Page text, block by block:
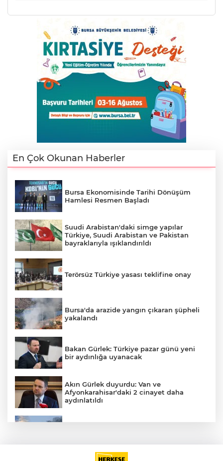
En Çok Okunan Haberler
Bursa Ekonomisinde Tarihi Dönüşüm
Hamlesi Resmen Başladı
Suudi Arabistan'daki simge yapılar
Türkiye, Suudi Arabistan ve Pakistan
bayraklarıyla ışıklandırıldı
Terörsüz Türkiye yasası teklifine onay
Bursa'da arazide yangın çıkaran şüpheli
yakalandı
Bakan Gürlek: Türkiye pazar günü yeni
bir aydınlığa uyanacak
Akın Gürlek duyurdu: Van ve
Afyonkarahisar'daki 2 cinayet daha
aydınlatıldı